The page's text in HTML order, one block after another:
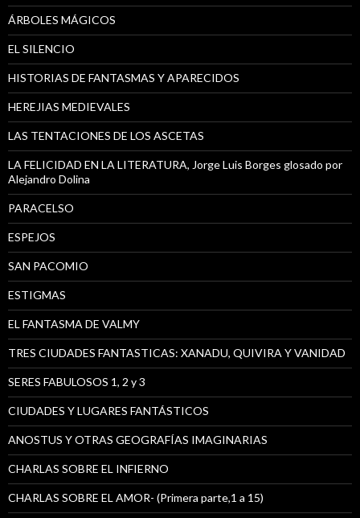
ÁRBOLES MÁGICOS
EL SILENCIO
HISTORIAS DE FANTASMAS Y APARECIDOS
HEREJIAS MEDIEVALES
LAS TENTACIONES DE LOS ASCETAS
LA FELICIDAD EN LA LITERATURA, Jorge Luis Borges glosado por
Alejandro Dolina
PARACELSO
ESPEJOS
SAN PACOMIO
ESTIGMAS
EL FANTASMA DE VALMY
TRES CIUDADES FANTASTICAS: XANADU, QUIVIRA Y VANIDAD
SERES FABULOSOS 1, 2 y 3
CIUDADES Y LUGARES FANTÁSTICOS
ANOSTUS Y OTRAS GEOGRAFÍAS IMAGINARIAS
CHARLAS SOBRE EL INFIERNO
CHARLAS SOBRE EL AMOR- (Primera parte,1 a 15)